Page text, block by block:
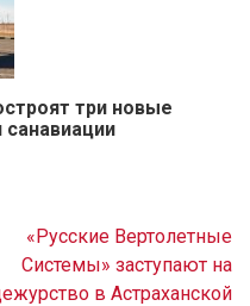
три новые
«Русские Вертолетные
Системы» заступают на
в Астраханской